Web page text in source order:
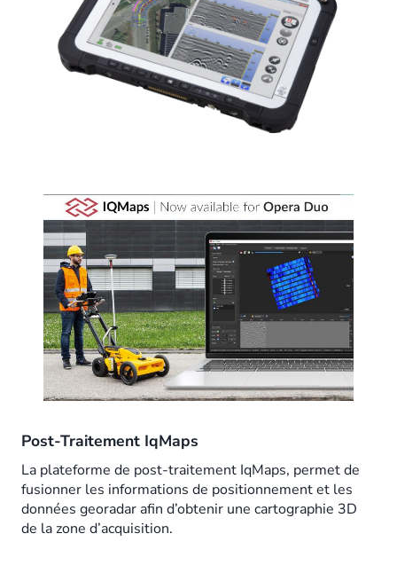
Post-Traitement IqMaps
La plateforme de post-traitement IqMaps, permet de
fusionner les informations de positionnement et les
données georadar afin d’obtenir une cartographie 3D
de la zone d’acquisition.